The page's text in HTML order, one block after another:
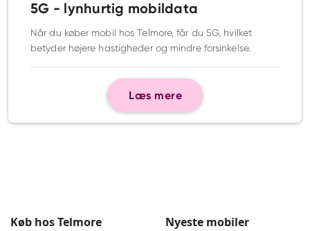
5G - lynhurtig mobildata
Når du køber mobil hos Telmore, får du 5G, hvilket
betyder højere hastigheder og mindre forsinkelse.
Læs mere
Køb hos Telmore Nyeste mobiler